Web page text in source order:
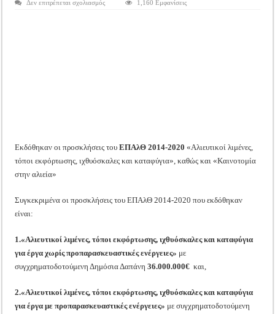
Tακτική Γενική Συνέλευση του Αγροτικού Συνεταιρισμού Μεσολογγίου-
Δεν επιτρέπεται σχολιασμόςστο
1,160 Εμφανίσεις
Εκδόθηκαν οι προσκλήσεις του ΕΠΑλΘ 2014-2020«Αλιευτικοί λιμένες,
τόποι εκφόρτωσης, ιχθυόσκαλες και καταφύγια», καθώς και «Καινοτομία
στην αλιεία»
Συγκεκριμένα οι προσκλήσεις του ΕΠΑλΘ 2014-2020 που εκδόθηκαν
είναι:
1.«Αλιευτικοί λιμένες, τόποι εκφόρτωσης, ιχθυόσκαλες και καταφύγια
για έργα χωρίς προπαρασκευαστικές ενέργειες» με
συγχρηματοδοτούμενη Δημόσια Δαπάνη 36.000.000€ και,
2.«Αλιευτικοί λιμένες, τόποι εκφόρτωσης, ιχθυόσκαλες και καταφύγια
για έργα με προπαρασκευαστικές ενέργειες» με συγχρηματοδοτούμενη